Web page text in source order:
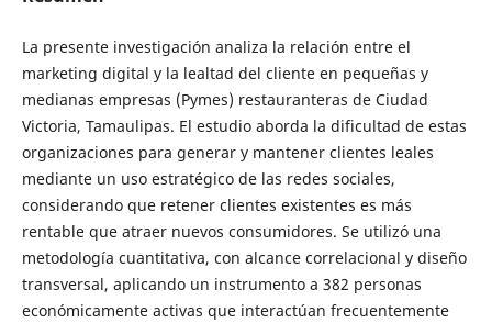
La presente investigación analiza la relación entre el
marketing digital y la lealtad del cliente en pequeñas y
medianas empresas (Pymes) restauranteras de Ciudad
Victoria, Tamaulipas. El estudio aborda la dificultad de estas
organizaciones para generar y mantener clientes leales
mediante un uso estratégico de las redes sociales,
considerando que retener clientes existentes es más
rentable que atraer nuevos consumidores. Se utilizó una
metodología cuantitativa, con alcance correlacional y diseño
transversal, aplicando un instrumento a 382 personas
económicamente activas que interactúan frecuentemente